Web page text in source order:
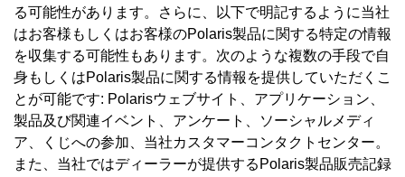
る可能性があります。さらに、以下で明記するように当社
はお客様もしくはお客様のPolaris製品に関する特定の情報
を収集する可能性もあります。次のような複数の手段で自
身もしくはPolaris製品に関する情報を提供していただくこ
とが可能です: Polarisウェブサイト、アプリケーション、
製品及び関連イベント、アンケート、ソーシャルメディ
ア、くじへの参加、当社カスタマーコンタクトセンター。
また、当社ではディーラーが提供するPolaris製品販売記録